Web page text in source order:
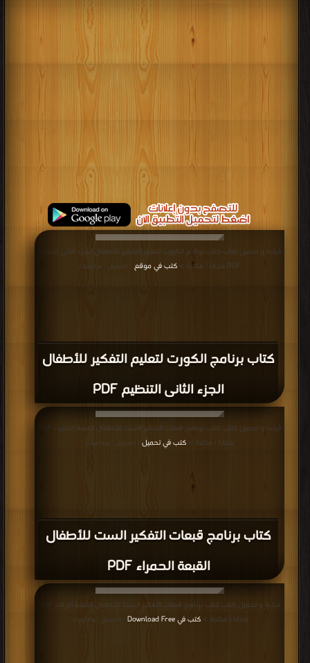
كتاب برنامج الكورت لتعليم التفكير للأطفال
الجزء الثانى التنظيم PDF
قراءة و تحميل كتاب كتاب برنامج الكورت لتعليم التفكير للأطفال الجزء الثانى التنظيم
PDF مجانا | مكتبة >
كتب في موقع | التحميل : مرة/مرات
كتاب برنامج قبعات التفكير الست للأطفال
القبعة الحمراء PDF
مجانا | مكتبة >كتب في تحميل | التحميل : مرة/مرات
مجانا | مكتبة >كتب في Download Free | التحميل : مرة/مرات